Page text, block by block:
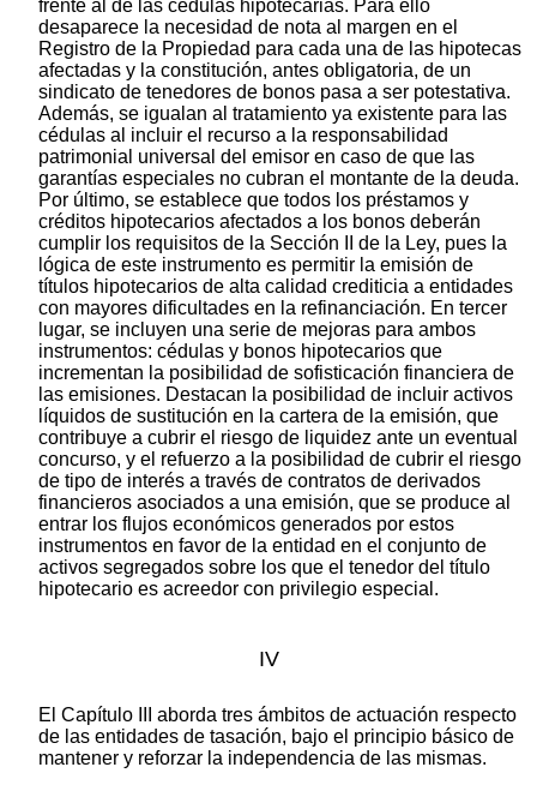
frente al de las cédulas hipotecarias. Para ello
desaparece la necesidad de nota al margen en el
Registro de la Propiedad para cada una de las hipotecas
afectadas y la constitución, antes obligatoria, de un
sindicato de tenedores de bonos pasa a ser potestativa.
Además, se igualan al tratamiento ya existente para las
cédulas al incluir el recurso a la responsabilidad
patrimonial universal del emisor en caso de que las
garantías especiales no cubran el montante de la deuda.
Por último, se establece que todos los préstamos y
créditos hipotecarios afectados a los bonos deberán
cumplir los requisitos de la Sección II de la Ley, pues la
lógica de este instrumento es permitir la emisión de
títulos hipotecarios de alta calidad crediticia a entidades
con mayores dificultades en la refinanciación. En tercer
lugar, se incluyen una serie de mejoras para ambos
instrumentos: cédulas y bonos hipotecarios que
incrementan la posibilidad de sofisticación financiera de
las emisiones. Destacan la posibilidad de incluir activos
líquidos de sustitución en la cartera de la emisión, que
contribuye a cubrir el riesgo de liquidez ante un eventual
concurso, y el refuerzo a la posibilidad de cubrir el riesgo
de tipo de interés a través de contratos de derivados
financieros asociados a una emisión, que se produce al
entrar los flujos económicos generados por estos
instrumentos en favor de la entidad en el conjunto de
activos segregados sobre los que el tenedor del título
hipotecario es acreedor con privilegio especial.
IV
El Capítulo III aborda tres ámbitos de actuación respecto
de las entidades de tasación, bajo el principio básico de
mantener y reforzar la independencia de las mismas.